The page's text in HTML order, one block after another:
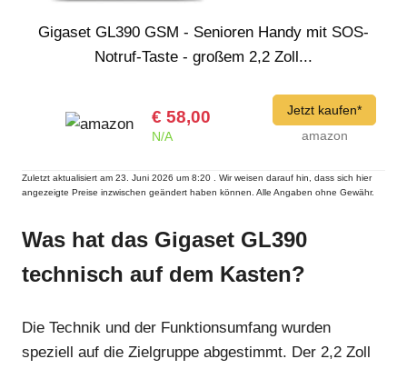
Gigaset GL390 GSM - Senioren Handy mit SOS-
Notruf-Taste - großem 2,2 Zoll...
€ 58,00
N/A
Jetzt kaufen*
amazon
Zuletzt aktualisiert am 23. Juni 2026 um 8:20 . Wir weisen darauf hin, dass sich hier
angezeigte Preise inzwischen geändert haben können. Alle Angaben ohne Gewähr.
Was hat das Gigaset GL390
technisch auf dem Kasten?
Die Technik und der Funktionsumfang wurden
speziell auf die Zielgruppe abgestimmt. Der 2,2 Zoll